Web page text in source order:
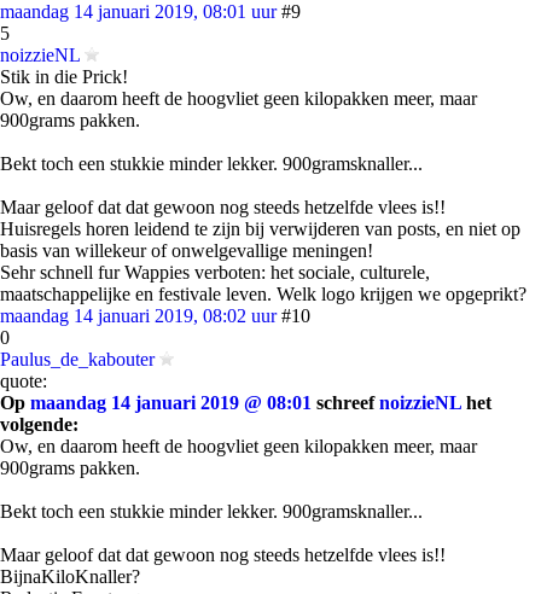
maandag 14 januari 2019, 08:01 uur #9
5
noizzieNL
Stik in die Prick!
Ow, en daarom heeft de hoogvliet geen kilopakken meer, maar
900grams pakken.
Bekt toch een stukkie minder lekker. 900gramsknaller...
Maar geloof dat dat gewoon nog steeds hetzelfde vlees is!!
Huisregels horen leidend te zijn bij verwijderen van posts, en niet op
basis van willekeur of onwelgevallige meningen!
Sehr schnell fur Wappies verboten: het sociale, culturele,
maatschappelijke en festivale leven. Welk logo krijgen we opgeprikt?
maandag 14 januari 2019, 08:02 uur #10
0
Paulus_de_kabouter
quote:
Op maandag 14 januari 2019 @ 08:01 schreefnoizzieNL het
volgende:
Ow, en daarom heeft de hoogvliet geen kilopakken meer, maar
900grams pakken.
Bekt toch een stukkie minder lekker. 900gramsknaller...
Maar geloof dat dat gewoon nog steeds hetzelfde vlees is!!
BijnaKiloKnaller?